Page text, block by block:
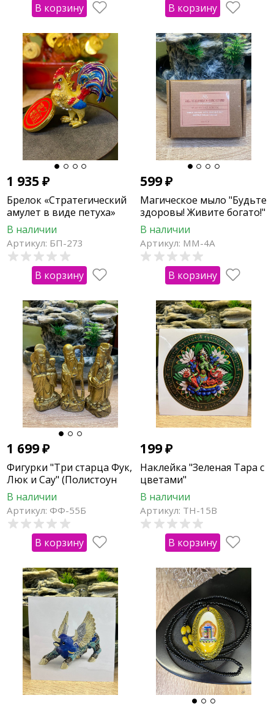
В корзину В корзину
1 935₽
Брелок «Стратегический
амулет в виде петуха»
для карьеры
В наличии
Артикул: БП-273
В корзину
599₽
Магическое мыло "Будьте
здоровы! Живите богато!"
В наличии
Артикул: ММ-4А
В корзину
1 699₽
Фигурки "Три старца Фук,
Люк и Сау" (Полистоун
11см)
В наличии
Артикул: ФФ-55Б
В корзину
199₽
Наклейка "Зеленая Тара с
цветами"
В наличии
Артикул: ТН-15В
В корзину